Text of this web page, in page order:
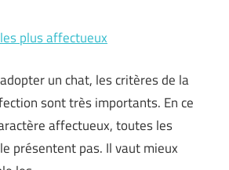
plus affectueux
un chat, les critères de la
sont très importants. En ce
affectueux, toutes les
présentent pas. Il vaut mieux